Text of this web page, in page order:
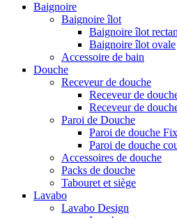
Baignoire
Baignoire îlot
Baignoire îlot
Baignoire îlot ovale
Accessoire de bain
Douche
Receveur de douche
Receveur de
Receveur de
Paroi de Douche
Paroi de douche
Paroi de douche
Accessoires de douche
Packs de douche
Tabouret et siège
Lavabo
Lavabo Design